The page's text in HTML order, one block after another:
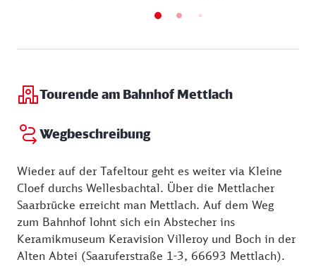
Tourende am Bahnhof Mettlach
Wegbeschreibung
Wieder auf der Tafeltour geht es weiter via Kleine
Cloef durchs Wellesbachtal. Über die Mettlacher
Saarbrücke erreicht man Mettlach. Auf dem Weg
zum Bahnhof lohnt sich ein Abstecher ins
Keramikmuseum Keravision Villeroy und Boch in der
Alten Abtei (Saaruferstraße 1-3, 66693 Mettlach).